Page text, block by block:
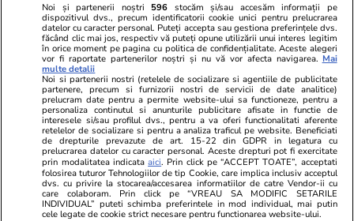
RO-Alert emis în Tulcea luni
seară: două avioane F-16 și
două Eurofighter Typhoon au
fost ridicate în scurt timp
Știri România 20 iul.
ROMATSA a contestat blocarea
plăţilor în urma procesului
Noi și partenerii noștri 596 stocăm și/sau accesăm informații pe
dispozitivul dvs., precum identificatorii cookie unici pentru prelucrarea
datelor cu caracter personal. Puteți accepta sau gestiona preferințele dvs.
făcând clic mai jos, respectiv vă puteți opune utilizării unui interes legitim
în orice moment pe pagina cu politica de confidențialitate. Aceste alegeri
vor fi raportate partenerilor noștri și nu vă vor afecta navigarea. Mai
multe detalii
Noi si partenerii nostri (retelele de socializare si agentiile de publicitate
partenere, precum si furnizorii nostri de servicii de date analitice)
prelucram date pentru a permite website-ului sa functioneze, pentru a
personaliza continutul si anunturile publicitare afisate in functie de
interesele si/sau profilul dvs., pentru a va oferi functionalitati aferente
retelelor de socializare si pentru a analiza traficul pe website. Beneficiati
de drepturile prevazute de art. 15-22 din GDPR in legatura cu
prelucrarea datelor cu caracter personal. Aceste drepturi pot fi exercitate
prin modalitatea indicataaici. Prin click pe “ACCEPT TOATE”, acceptati
folosirea tuturor Tehnologiilor de tip Cookie, care implica inclusiv acceptul
dvs. cu privire la stocarea/accesarea informatiilor de catre Vendor-ii cu
care colaboram. Prin click pe “VREAU SA MODIFIC SETARILE
INDIVIDUAL” puteti schimba preferintele in mod individual, mai putin
cele legate de cookie strict necesare pentru functionarea website-ului.